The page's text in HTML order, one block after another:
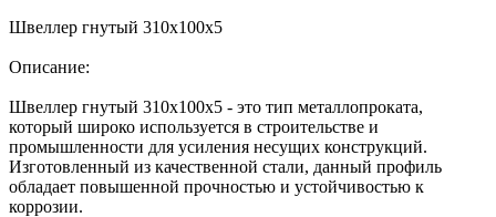
Швеллер гнутый 310х100х5
Описание:
Швеллер гнутый 310х100х5 - это тип металлопроката,
который широко используется в строительстве и
промышленности для усиления несущих конструкций.
Изготовленный из качественной стали, данный профиль
обладает повышенной прочностью и устойчивостью к
коррозии.